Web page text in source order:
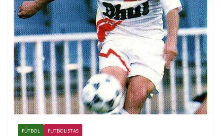
FÚTBOL FUTBOLISTAS